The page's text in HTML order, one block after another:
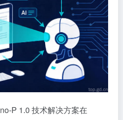
P 1.0 技术解决方案在